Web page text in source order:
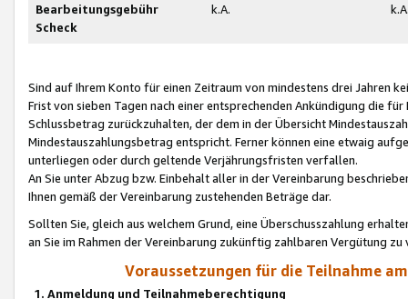
Bearbeitungsgebühr
Scheck
k.A.
Sind auf Ihrem Konto für einen Zeitraum von mindestens drei Jahren
Frist von sieben Tagen nach einer entsprechenden Ankündigung die
Schlussbetrag zurückzuhalten, der dem in der Übersicht
Mindestauszahlungsbetrag entspricht. Ferner können eine etwaig
unterliegen oder durch geltende Verjährungsfristen verfallen.
An Sie unter Abzug bzw. Einbehalt aller in der Vereinbarung
Ihnen gemäß der Vereinbarung zustehenden Beträge dar.
Sollten Sie, gleich aus welchem Grund, eine Überschusszahlung
an Sie im Rahmen der Vereinbarung zukünftig zahlbaren Vergütung zu
Voraussetzungen für die Teilnahme
1. Anmeldung und Teilnahmeberechtigung